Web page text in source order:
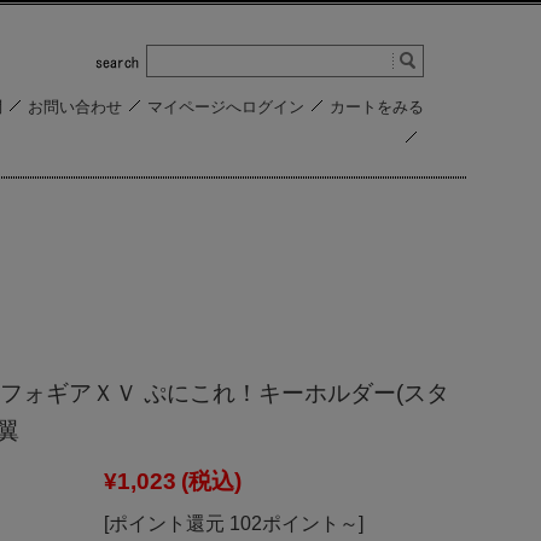
お問い合わせ マイページへログイン カートをみる
ォギアＸＶ ぷにこれ！キーホルダー(スタ
¥1,023 (税込)
[ポイント還元 102ポイント～]